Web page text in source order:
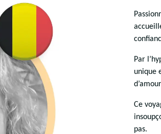
Par
unique
Ce
pas.